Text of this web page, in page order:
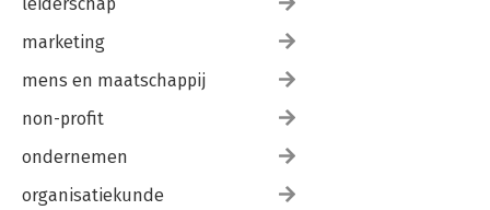
marketing
mens en maatschappij
non-profit
ondernemen
organisatiekunde